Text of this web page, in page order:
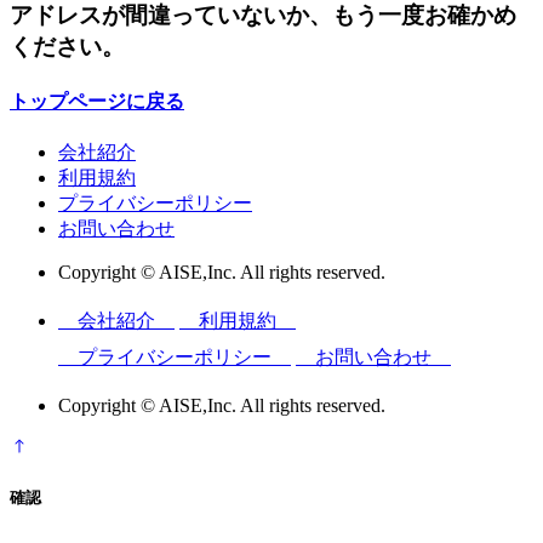
アドレスが間違っていないか、もう一度お確かめ
ください。
トップページに戻る
会社紹介
利用規約
プライバシーポリシー
お問い合わせ
Copyright © AISE,Inc. All rights reserved.
会社紹介
利用規約
プライバシーポリシー
お問い合わせ
Copyright © AISE,Inc. All rights reserved.
確認